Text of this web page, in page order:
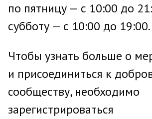
по пятницу — с 10:00 до
субботу — с 10:00 до 19:00.
Чтобы узнать больше о
и присоединиться к
сообществу, необходимо
зарегистрироваться